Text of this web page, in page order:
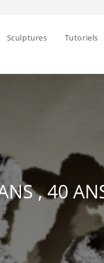
Sculptures Tutoriels
, 40